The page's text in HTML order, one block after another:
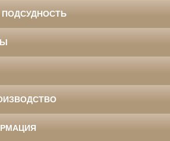
ПОДСУДНОСТЬ